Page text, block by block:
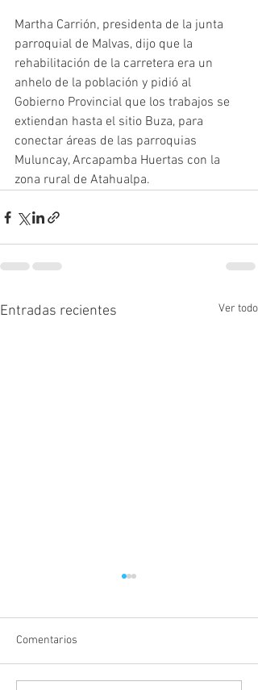
Martha Carrión, presidenta de la junta
parroquial de Malvas, dijo que la
rehabilitación de la carretera era un
anhelo de la población y pidió al
Gobierno Provincial que los trabajos se
extiendan hasta el sitio Buza, para
conectar áreas de las parroquias
Muluncay, Arcapamba Huertas con la
zona rural de Atahualpa.
Entradas recientes Ver todo
Comentarios